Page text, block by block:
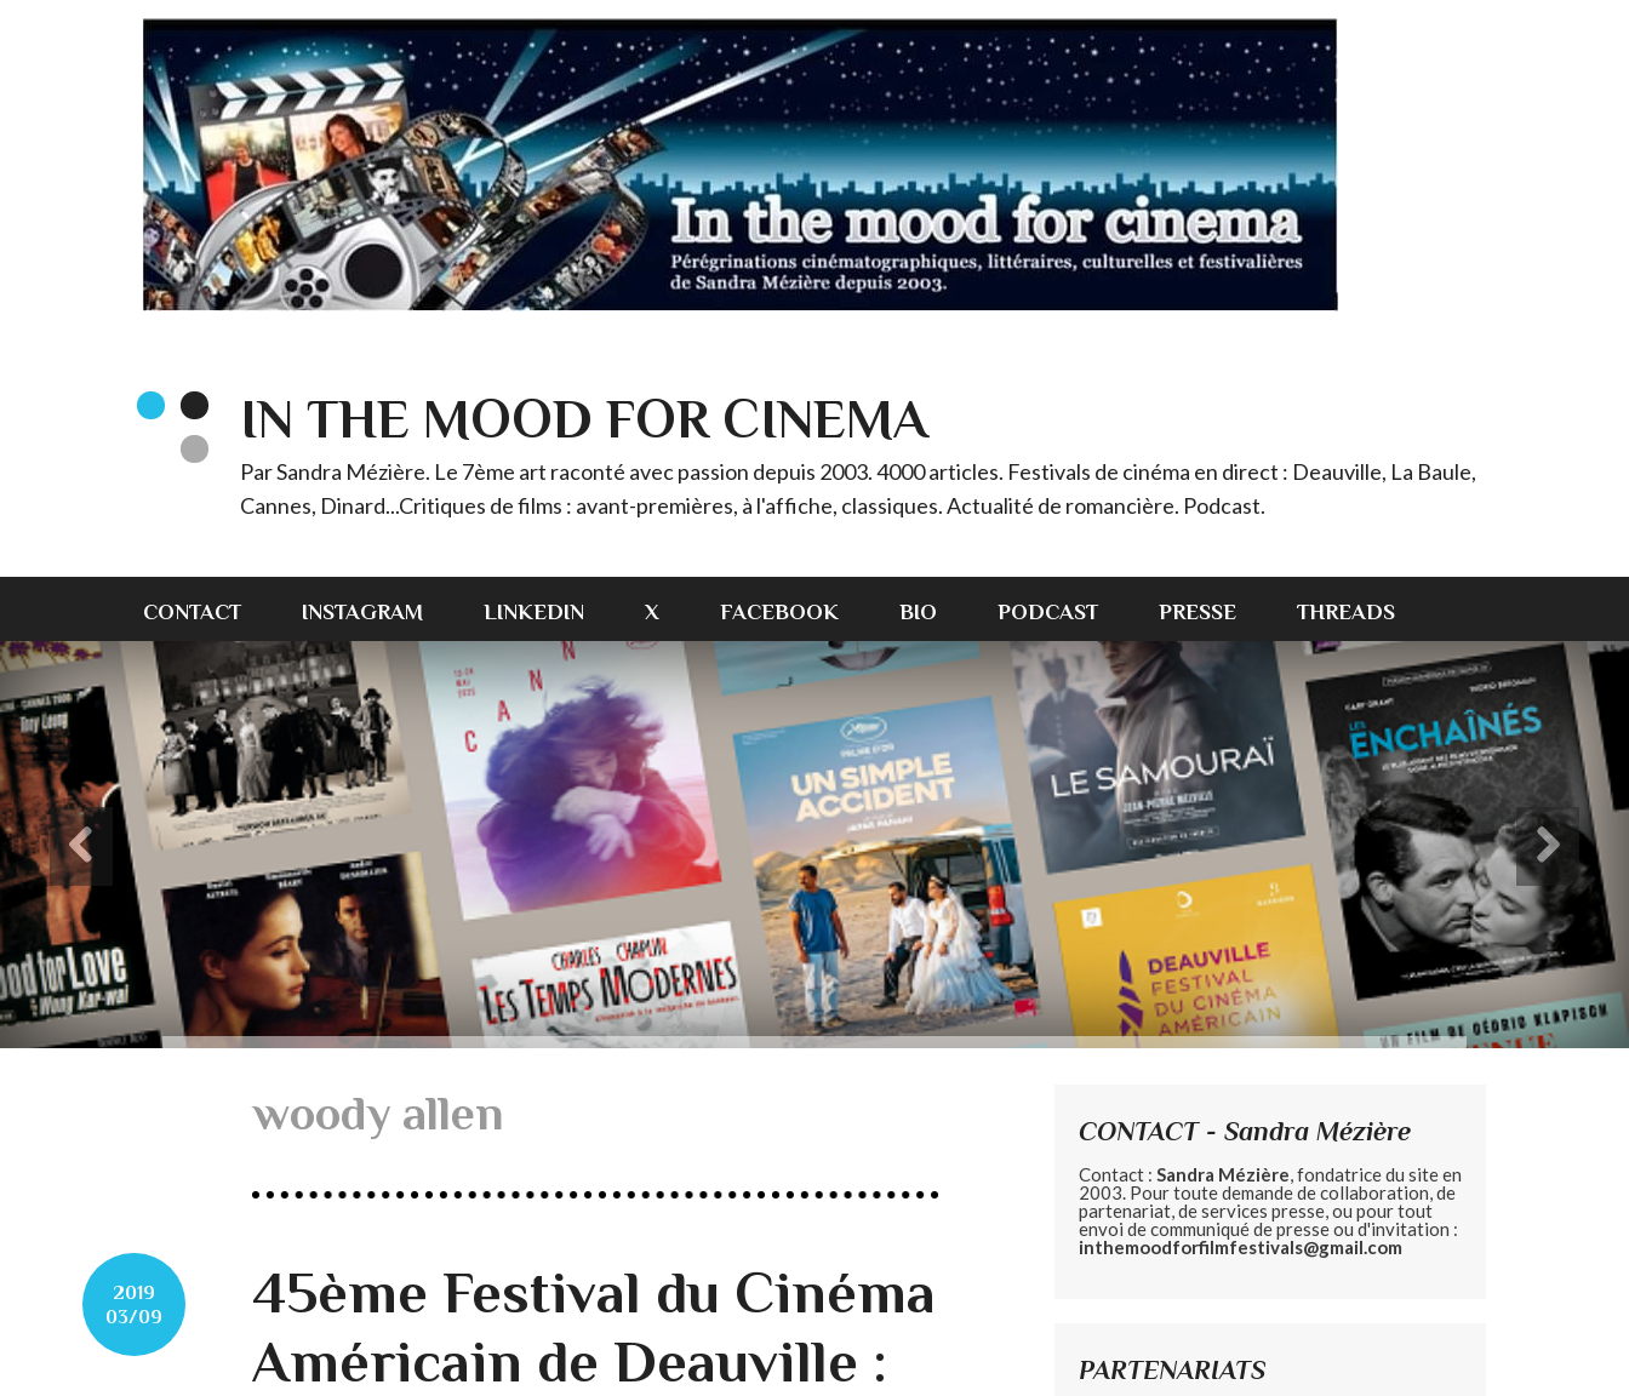
IN THE MOOD FOR CINEMA
Par Sandra Mézière. Le 7ème art raconté avec passion depuis 2003. 4000 articles. Festivals de cinéma en direct : Deauville, La Baule,
Cannes, Dinard...Critiques de films : avant-premières, à l'affiche, classiques. Actualité de romancière. Podcast.
CONTACT INSTAGRAM LINKEDIN X FACEBOOK BIO PODCAST PRESSE THREADS
woody allen
2019
03/09
45ème Festival du Cinéma
Américain de Deauville :
CONTACT - Sandra Mézière
Contact : Sandra Mézière, fondatrice du site en
2003. Pour toute demande de collaboration, de
partenariat, de services presse, ou pour tout
envoi de communiqué de presse ou d'invitation :
inthemoodforfilmfestivals@gmail.com
PARTENARIATS